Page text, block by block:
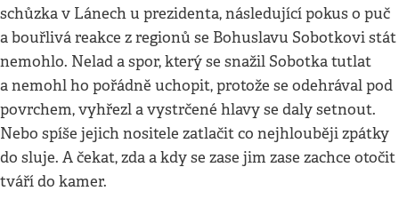
schůzka v Lánech u prezidenta, následující pokus o puč
a bouřlivá reakce z regionů se Bohuslavu Sobotkovi stát
nemohlo. Nelad a spor, který se snažil Sobotka tutlat
a nemohl ho pořádně uchopit, protože se odehrával pod
povrchem, vyhřezl a vystrčené hlavy se daly setnout.
Nebo spíše jejich nositele zatlačit co nejhlouběji zpátky
do sluje. A čekat, zda a kdy se zase jim zase zachce otočit
tváří do kamer.